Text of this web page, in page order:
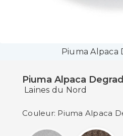
Piuma Alpaca
Piuma Alpaca
Laines du Nord
Couleur: Piuma Alpaca